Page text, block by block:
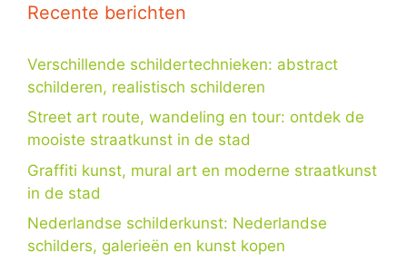
Recente berichten
Verschillende schildertechnieken: abstract
schilderen, realistisch schilderen
Street art route, wandeling en tour: ontdek de
mooiste straatkunst in de stad
Graffiti kunst, mural art en moderne straatkunst
in de stad
Nederlandse schilderkunst: Nederlandse
schilders, galerieën en kunst kopen